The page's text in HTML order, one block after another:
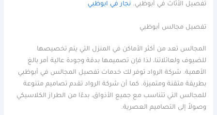
تفصيل الأثاث في أبوظبي. نجار في ابوظبي
تفصيل مجالس أبوظبي
المجالس تعد من أكثر الأماكن في المنزل التي يتم تخصيصها
للضيوف ولعائلاتنا، لذا فإن تصميمها بدقة وجودة عالية أمر بالغ
الأهمية. شركة الرواد توفر لك خدمات تفصيل المجالس في أبوظبي
بطريقة متقنة ومتميزة. كما أن شركة الرواد تقدم تصاميم متنوعة
للمجالس التي تتناسب مع جميع الأذواق، بدءًا من الطراز الكلاسيكي
وصولاً إلى التصاميم العصرية.